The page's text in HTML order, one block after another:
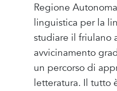
Regione
linguistica per la
studiare il friulano
avvicinamento
un percorso di
letteratura. Il tutto